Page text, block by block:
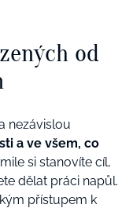
od
nezávislou
a ve všem, co
si stanovíte cíl,
dělat práci napůl.
přístupem k